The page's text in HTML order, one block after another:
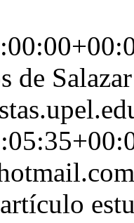
de Salazar